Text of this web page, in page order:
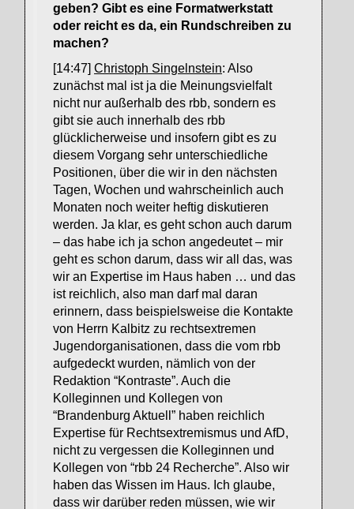
geben? Gibt es eine Formatwerkstatt
oder reicht es da, ein Rundschreiben zu
machen?
[14:47] Christoph Singelnstein: Also
zunächst mal ist ja die Meinungsvielfalt
nicht nur außerhalb des rbb, sondern es
gibt sie auch innerhalb des rbb
glücklicherweise und insofern gibt es zu
diesem Vorgang sehr unterschiedliche
Positionen, über die wir in den nächsten
Tagen, Wochen und wahrscheinlich auch
Monaten noch weiter heftig diskutieren
werden. Ja klar, es geht schon auch darum
– das habe ich ja schon angedeutet – mir
geht es schon darum, dass wir all das, was
wir an Expertise im Haus haben … und das
ist reichlich, also man darf mal daran
erinnern, dass beispielsweise die Kontakte
von Herrn Kalbitz zu rechtsextremen
Jugendorganisationen, dass die vom rbb
aufgedeckt wurden, nämlich von der
Redaktion “Kontraste”. Auch die
Kolleginnen und Kollegen von
“Brandenburg Aktuell” haben reichlich
Expertise für Rechtsextremismus und AfD,
nicht zu vergessen die Kolleginnen und
Kollegen von “rbb 24 Recherche”. Also wir
haben das Wissen im Haus. Ich glaube,
dass wir darüber reden müssen, wie wir